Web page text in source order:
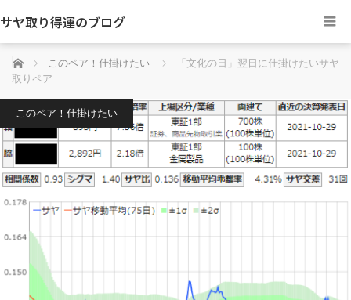
サヤ取り得運のブログ
ホーム このペア！仕掛けたい
「文化の日」翌日に仕掛けたいサヤ
取りペア
このペア！仕掛けたい